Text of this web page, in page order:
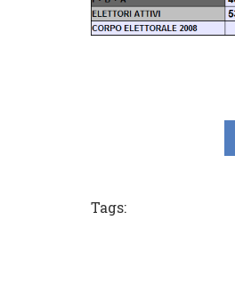
Tags: